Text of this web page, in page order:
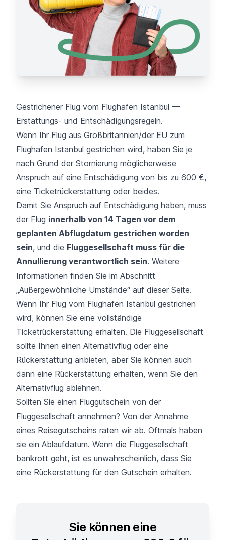
Gestrichener Flug vom Flughafen Istanbul —
Erstattungs- und Entschädigungsregeln.
Wenn Ihr Flug aus Großbritannien/der EU zum
Flughafen Istanbul gestrichen wird, haben Sie je
nach Grund der Stornierung möglicherweise
Anspruch auf eine Entschädigung von bis zu 600 €,
eine Ticketrückerstattung oder beides.
Damit Sie Anspruch auf Entschädigung haben, muss
der Flug innerhalb von 14 Tagen vor dem
geplanten Abflugdatum gestrichen worden
sein, und die Fluggesellschaft muss für die
Annullierung verantwortlich sein. Weitere
Informationen finden Sie im Abschnitt
„Außergewöhnliche Umstände“ auf dieser Seite.
Wenn Ihr Flug vom Flughafen Istanbul gestrichen
wird, können Sie eine vollständige
Ticketrückerstattung erhalten. Die Fluggesellschaft
sollte Ihnen einen Alternativflug oder eine
Rückerstattung anbieten, aber Sie können auch
dann eine Rückerstattung erhalten, wenn Sie den
Alternativflug ablehnen.
Sollten Sie einen Fluggutschein von der
Fluggesellschaft annehmen? Von der Annahme
eines Reisegutscheins raten wir ab. Oftmals haben
sie ein Ablaufdatum. Wenn die Fluggesellschaft
bankrott geht, ist es unwahrscheinlich, dass Sie
eine Rückerstattung für den Gutschein erhalten.
Sie können eine